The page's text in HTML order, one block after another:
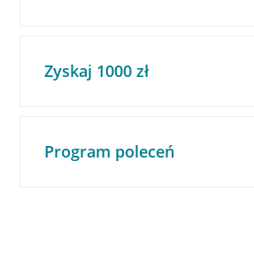
Zyskaj 1000 zł
Program poleceń